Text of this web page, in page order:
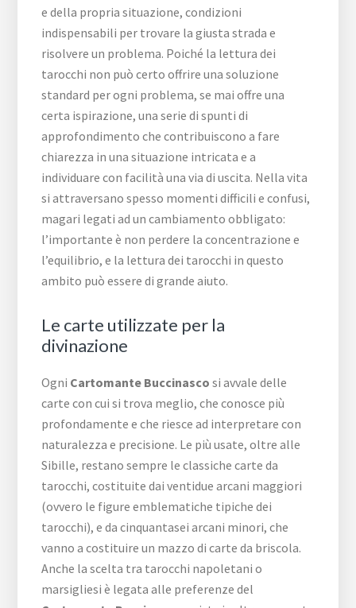
e della propria situazione, condizioni
indispensabili per trovare la giusta strada e
risolvere un problema. Poiché la lettura dei
tarocchi non può certo offrire una soluzione
standard per ogni problema, se mai offre una
certa ispirazione, una serie di spunti di
approfondimento che contribuiscono a fare
chiarezza in una situazione intricata e a
individuare con facilità una via di uscita. Nella vita
si attraversano spesso momenti difficili e confusi,
magari legati ad un cambiamento obbligato:
l’importante è non perdere la concentrazione e
l’equilibrio, e la lettura dei tarocchi in questo
ambito può essere di grande aiuto.
Le carte utilizzate per la
divinazione
Ogni Cartomante Buccinasco si avvale delle
carte con cui si trova meglio, che conosce più
profondamente e che riesce ad interpretare con
naturalezza e precisione. Le più usate, oltre alle
Sibille, restano sempre le classiche carte da
tarocchi, costituite dai ventidue arcani maggiori
(ovvero le figure emblematiche tipiche dei
tarocchi), e da cinquantasei arcani minori, che
vanno a costituire un mazzo di carte da briscola.
Anche la scelta tra tarocchi napoletani o
marsigliesi è legata alle preferenze del